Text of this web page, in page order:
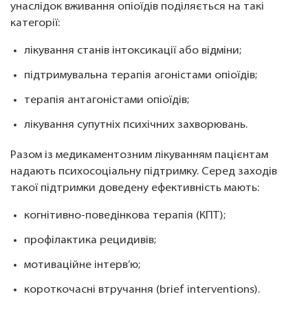
унаслідок вживання опіоїдів поділяється на такі
категорії:
лікування станів інтоксикації або відміни;
підтримувальна терапія агоністами опіоїдів;
терапія антагоністами опіоїдів;
лікування супутніх психічних захворювань.
Разом із медикаментозним лікуванням пацієнтам
надають психосоціальну підтримку. Серед заходів
такої підтримки доведену ефективність мають:
когнітивно-поведінкова терапія (КПТ);
профілактика рецидивів;
мотиваційне інтерв’ю;
короткочасні втручання (brief interventions).